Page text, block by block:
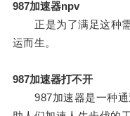
987加速器npv
正是为了满足这种
运而生。
987加速器打不开
987加速器是一种通